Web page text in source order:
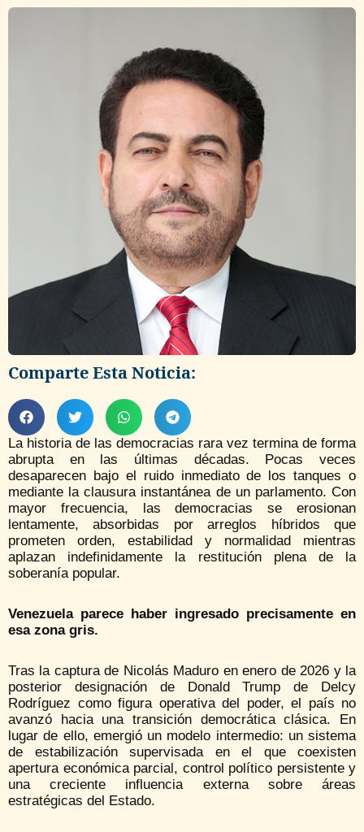
Comparte Esta Noticia:
La historia de las democracias rara vez termina de forma
abrupta en las últimas décadas. Pocas veces
desaparecen bajo el ruido inmediato de los tanques o
mediante la clausura instantánea de un parlamento. Con
mayor frecuencia, las democracias se erosionan
lentamente, absorbidas por arreglos híbridos que
prometen orden, estabilidad y normalidad mientras
aplazan indefinidamente la restitución plena de la
soberanía popular.
Venezuela parece haber ingresado precisamente en
esa zona gris.
Tras la captura de Nicolás Maduro en enero de 2026 y la
posterior designación de Donald Trump de Delcy
Rodríguez como figura operativa del poder, el país no
avanzó hacia una transición democrática clásica. En
lugar de ello, emergió un modelo intermedio: un sistema
de estabilización supervisada en el que coexisten
apertura económica parcial, control político persistente y
una creciente influencia externa sobre áreas
estratégicas del Estado.